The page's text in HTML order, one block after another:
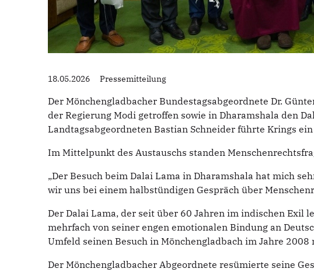
18.05.2026 Pressemitteilung
Der Mönchengladbacher Bundestagsabgeordnete Dr.
der Regierung Modi getroffen sowie in Dharamshala den
Landtagsabgeordneten Bastian Schneider führte Krings
Im Mittelpunkt des Austauschs standen
„Der Besuch beim Dalai Lama in Dharamshala hat mich
wir uns bei einem halbstündigen Gespräch über
Der Dalai Lama, der seit über 60 Jahren im indischen Exil
mehrfach von seiner engen emotionalen Bindung an
Umfeld seinen Besuch in Mönchengladbach im Jahre
Der Mönchengladbacher Abgeordnete resümierte seine